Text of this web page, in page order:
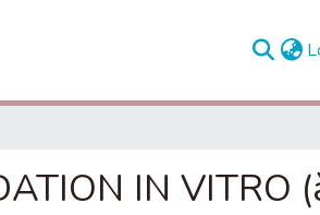
IN VITRO